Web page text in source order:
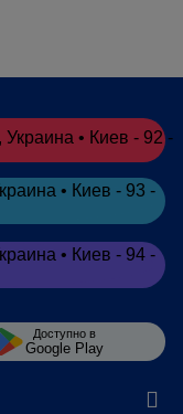
Доступно в
Google Play